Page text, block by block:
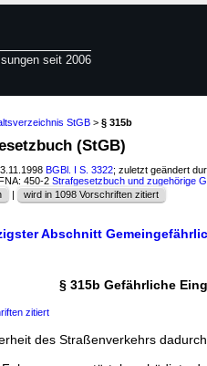
seit 2006
StGB > § 315b
(StGB)
BGBl. I S. 3322; zuletzt geändert
450-2 Strafgesetzbuch und zugehörige
| wird in 1098 Vorschriften zitiert
Abschnitt
§ 315b Gefährliche
zitiert
des Straßenverkehrs